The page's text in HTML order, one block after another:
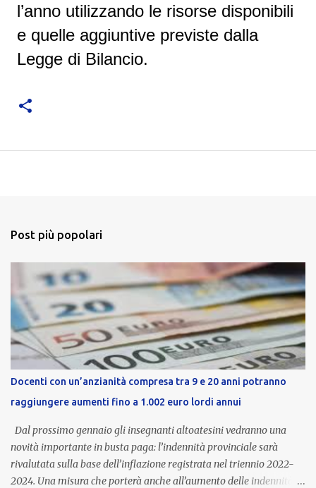
l’anno utilizzando le risorse disponibili
e quelle aggiuntive previste dalla
Legge di Bilancio.
Post più popolari
Docenti con un’anzianità compresa tra 9 e 20 anni potranno
raggiungere aumenti fino a 1.002 euro lordi annui
Dal prossimo gennaio gli insegnanti altoatesini vedranno una
novità importante in busta paga: l’indennità provinciale sarà
rivalutata sulla base dell’inflazione registrata nel triennio 2022-
2024. Una misura che porterà anche all’aumento delle indennità di